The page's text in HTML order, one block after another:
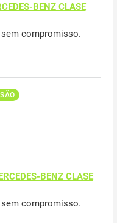
BENZ CLASE
sem compromisso.
BENZ CLASE
sem compromisso.